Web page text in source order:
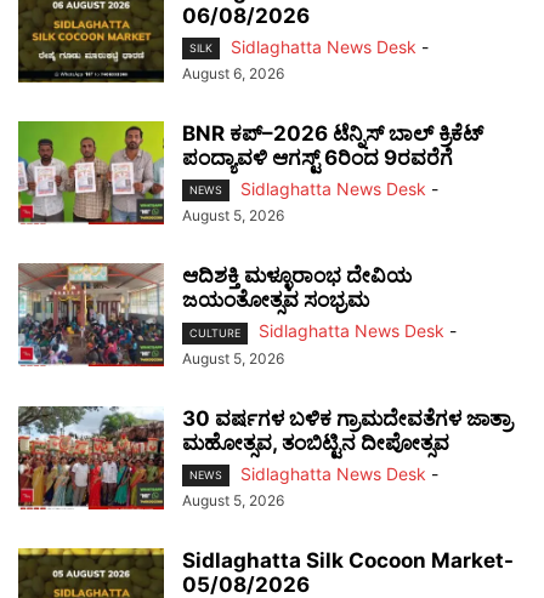
06/08/2026
SILK Sidlaghatta News Desk -
August 6, 2026
BNR ಕಪ್–2026 ಟೆನ್ನಿಸ್ ಬಾಲ್ ಕ್ರಿಕೆಟ್
ಪಂದ್ಯಾವಳಿ ಆಗಸ್ಟ್ 6ರಿಂದ 9ರವರೆಗೆ
NEWS Sidlaghatta News Desk -
August 5, 2026
ಆದಿಶಕ್ತಿ ಮಳ್ಳೂರಾಂಭ ದೇವಿಯ
ಜಯಂತೋತ್ಸವ ಸಂಭ್ರಮ
CULTURE Sidlaghatta News Desk -
August 5, 2026
30 ವರ್ಷಗಳ ಬಳಿಕ ಗ್ರಾಮದೇವತೆಗಳ ಜಾತ್ರಾ
ಮಹೋತ್ಸವ, ತಂಬಿಟ್ಟಿನ ದೀಪೋತ್ಸವ
NEWS Sidlaghatta News Desk -
August 5, 2026
Sidlaghatta Silk Cocoon Market-
05/08/2026